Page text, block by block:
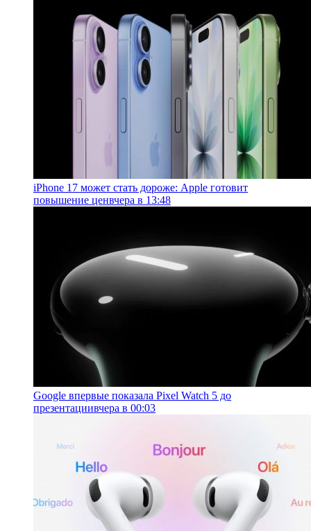
iPhone 17 может стать дороже: Apple готовит
повышение ценвчера в 13:48
Google впервые показала Pixel Watch 5 до
презентациивчера в 00:03